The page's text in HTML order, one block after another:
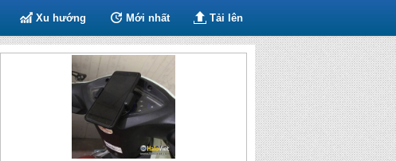
Xu hướng Mới nhất Tải lên